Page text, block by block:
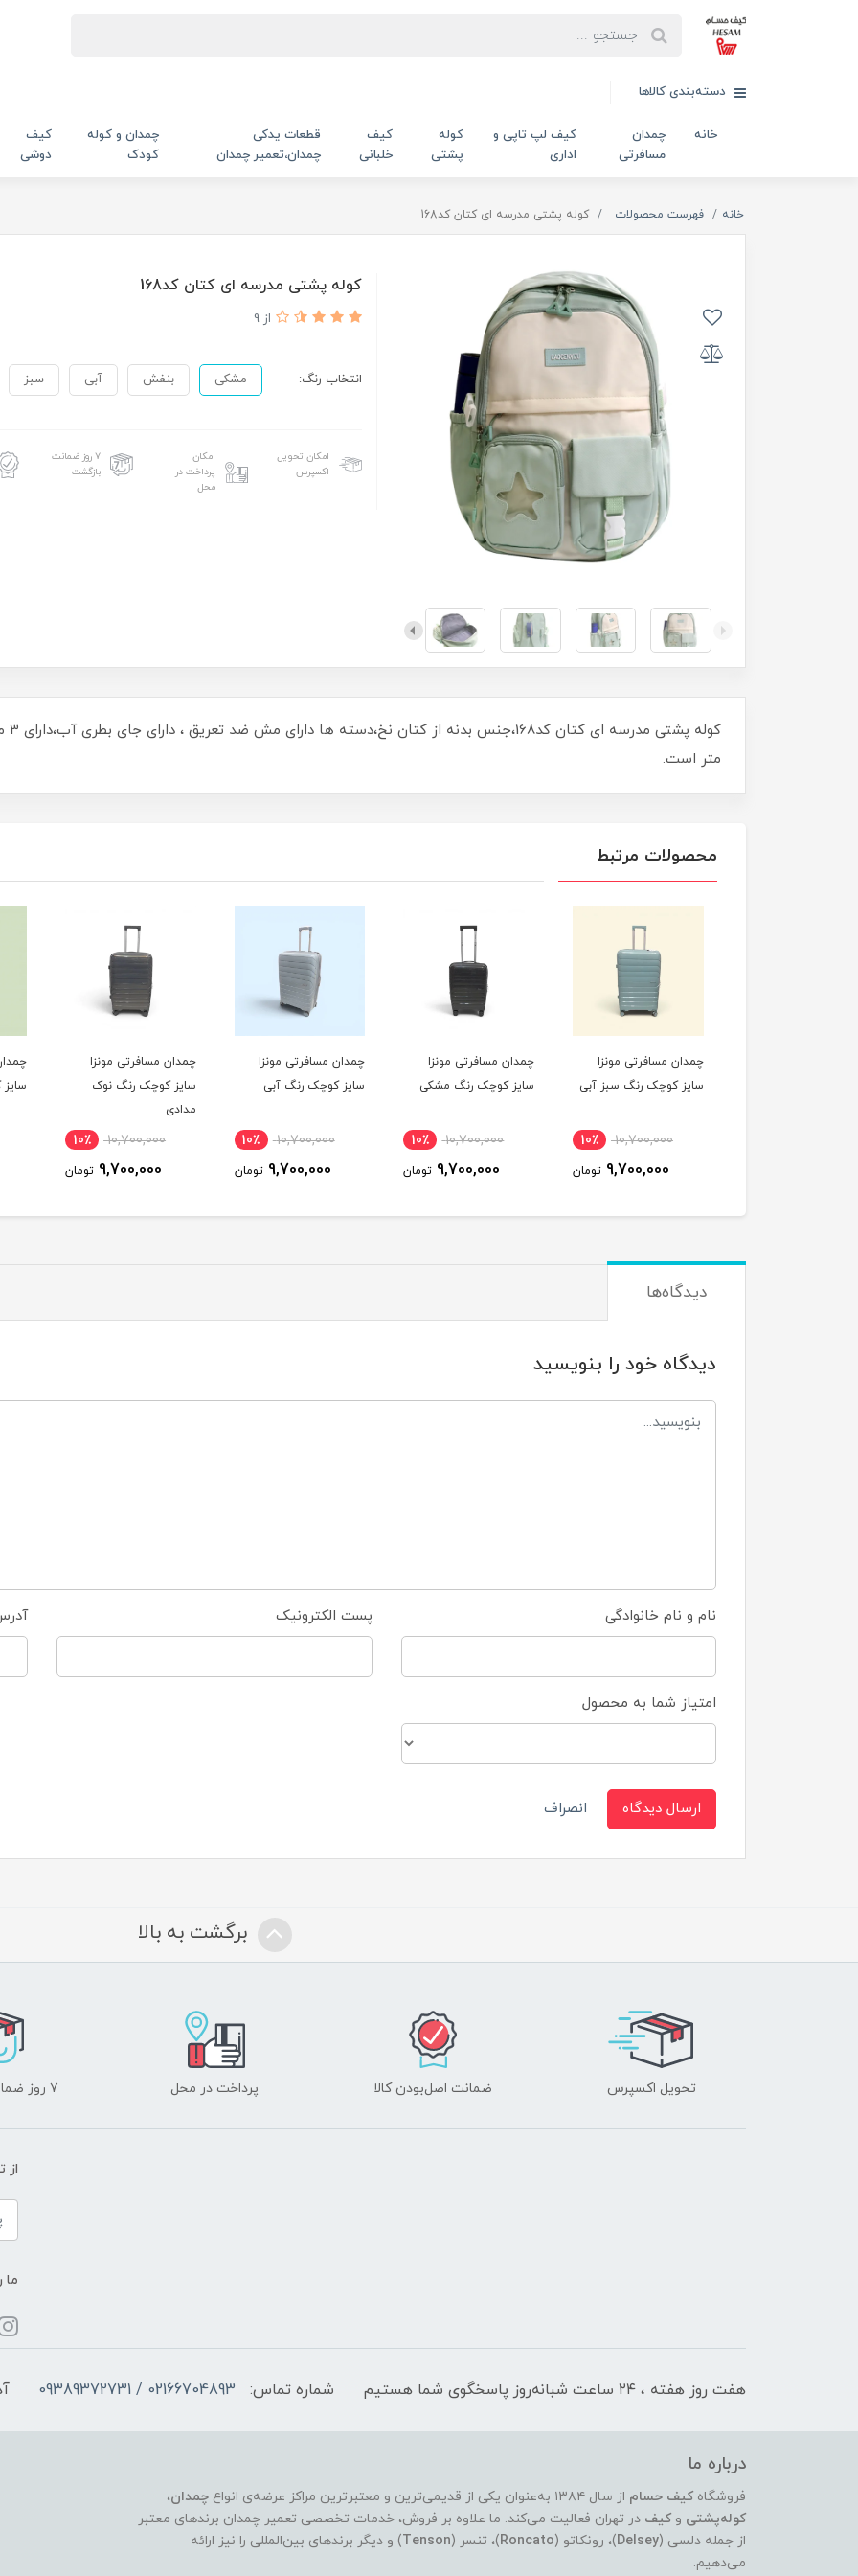
دسته‌بندی کالاها
خانه
چمدان
مسافرتی
کیف لپ تاپی و
اداری
کوله
پشتی
کیف
خلبانی
قطعات یدکی
چمدان،تعمیر چمدان
چمدان و کوله
کودک
کیف
دوشی
خانه فهرست محصولات کوله پشتی مدرسه ای کتان کد168
کوله پشتی مدرسه ای کتان کد168
از 9
انتخاب رنگ: مشکی بنفش آبی سبز
امکان تحویل
اکسپرس
امکان
پرداخت در
محل
۷ روز ضمانت
بازگشت
متر است.
محصولات مرتبط
چمدان مسافرتی مونزا
سایز کوچک رنگ سبز آبی
10,700,000 10٪
9,700,000 تومان
چمدان مسافرتی مونزا
سایز کوچک رنگ مشکی
10,700,000 10٪
9,700,000 تومان
چمدان مسافرتی مونزا
سایز کوچک رنگ آبی
10,700,000 10٪
9,700,000 تومان
چمدان مسافرتی مونزا
سایز کوچک رنگ نوک
مدادی
10,700,000 10٪
9,700,000 تومان
دیدگاه‌ها
دیدگاه خود را بنویسید
نام و نام خانوادگی پست الکترونیک
امتیاز شما به محصول
ارسال دیدگاه انصراف
برگشت به بالا
تحویل اکسپرس ضمانت اصل‌بودن کالا پرداخت در محل ۷ روز ضمانت بازگشت
از
ما
هفت روز هفته ، ۲۴ ساعت شبانه‌روز پاسخگوی شما هستیم شماره تماس: 02166704893 / 09389372731
درباره ما
فروشگاه کیف حسام از سال ۱۳۸۴ به‌عنوان یکی از قدیمی‌ترین و معتبرترین مراکز عرضه‌ی انواع چمدان،
کوله‌پشتی و کیف در تهران فعالیت می‌کند. ما علاوه بر فروش، خدمات تخصصی تعمیر چمدان برندهای معتبر
از جمله دلسی (Delsey)، رونکاتو (Roncato)، تنسر (Tenson) و دیگر برندهای بین‌المللی را نیز ارائه
می‌دهیم.